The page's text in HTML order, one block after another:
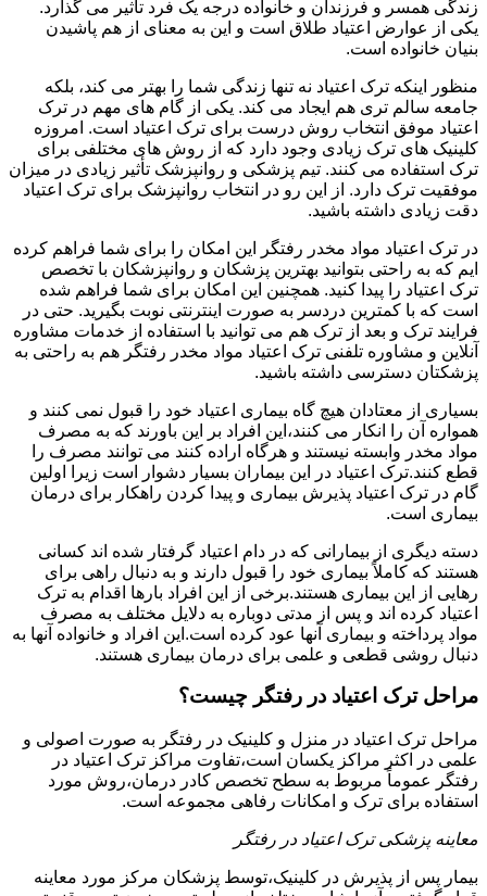
زندگی همسر و فرزندان و خانواده درجه یک فرد تأثیر می گذارد.
یکی از عوارض اعتیاد طلاق است و این به معنای از هم پاشیدن
بنیان خانواده است.
منظور اینکه ترک اعتیاد نه تنها زندگی شما را بهتر می کند، بلکه
جامعه سالم تری هم ایجاد می کند. یکی از گام های مهم در ترک
اعتیاد موفق انتخاب روش درست برای ترک اعتیاد است. امروزه
کلینیک های ترک زیادی وجود دارد که از روش های مختلفی برای
ترک استفاده می کنند. تیم پزشکی و روانپزشک تأثیر زیادی در میزان
موفقیت ترک دارد. از این رو در انتخاب روانپزشک برای ترک اعتیاد
دقت زیادی داشته باشید.
در ترک اعتیاد مواد مخدر رفتگر این امکان را برای شما فراهم کرده
ایم که به راحتی بتوانید بهترین پزشکان و روانپزشکان با تخصص
ترک اعتیاد را پیدا کنید. همچنین این امکان برای شما فراهم شده
است که با کمترین دردسر به صورت اینترنتی نوبت بگیرید. حتی در
فرایند ترک و بعد از ترک هم می توانید با استفاده از خدمات مشاوره
آنلاین و مشاوره تلفنی ترک اعتیاد مواد مخدر رفتگر هم به راحتی به
پزشکتان دسترسی داشته باشید.
بسیاری از معتادان هیچ گاه بیماری اعتیاد خود را قبول نمی کنند و
همواره آن را انکار می کنند،این افراد بر این باورند که به مصرف
مواد مخدر وابسته نیستند و هرگاه اراده کنند می توانند مصرف را
قطع کنند.ترک اعتیاد در این بیماران بسیار دشوار است زیرا اولین
گام در ترک اعتیاد پذیرش بیماری و پیدا کردن راهکار برای درمان
بیماری است.
دسته دیگری از بیمارانی که در دام اعتیاد گرفتار شده اند کسانی
هستند که کاملاً بیماری خود را قبول دارند و به دنبال راهی برای
رهایی از این بیماری هستند.برخی از این افراد بارها اقدام به ترک
اعتیاد کرده اند و پس از مدتی دوباره به دلایل مختلف به مصرف
مواد پرداخته و بیماری آنها عود کرده است.این افراد و خانواده آنها به
دنبال روشی قطعی و علمی برای درمان بیماری هستند.
مراحل ترک اعتیاد در رفتگر چیست؟
مراحل ترک اعتیاد در منزل و کلینیک در رفتگر به صورت اصولی و
علمی در اکثر مراکز یکسان است،تفاوت مراکز ترک اعتیاد در
رفتگر عموماً مربوط به سطح تخصص کادر درمان،روش مورد
استفاده برای ترک و امکانات رفاهی مجموعه است.
معاینه پزشکی ترک اعتیاد در رفتگر
بیمار پس از پذیرش در کلینیک،توسط پزشکان مرکز مورد معاینه